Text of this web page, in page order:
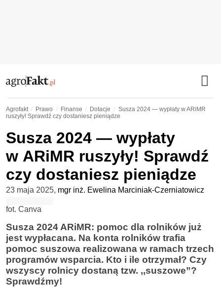
Agrofakt Prawo Finanse Dotacje
Susza 2024 — wypłaty w ARiMR
ruszyły! Sprawdź czy dostaniesz pieniądze
Susza 2024 — wypłaty
w ARiMR ruszyły! Sprawdź
czy dostaniesz pieniądze
23 maja 2025, mgr inż. Ewelina Marciniak-Czerniatowicz
fot. Canva
Susza 2024 ARiMR: pomoc dla rolników już
jest wypłacana. Na konta rolników trafia
pomoc suszowa realizowana w ramach trzech
programów wsparcia. Kto i ile otrzymał? Czy
wszyscy rolnicy dostaną tzw. ,,suszowe”?
Sprawdźmy!